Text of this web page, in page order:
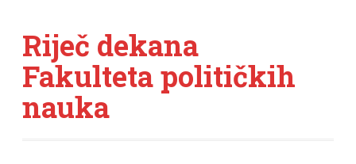
Riječ dekana
Fakulteta političkih
nauka